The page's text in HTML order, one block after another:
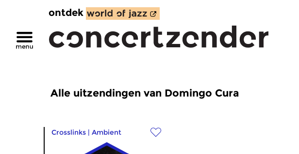
ontdek
Alle uitzendingen van Domingo Cura
Crosslinks | Ambient